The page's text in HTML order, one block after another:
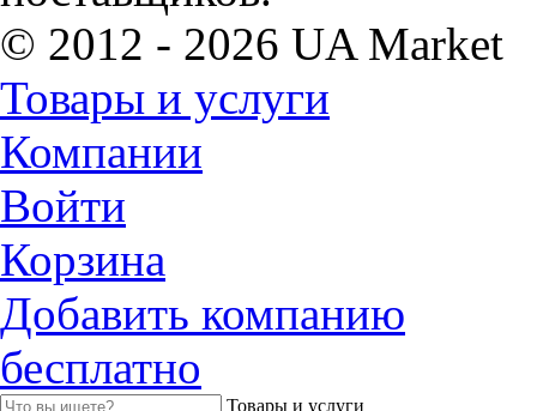
© 2012 - 2026 UA Market
Товары и услуги
Компании
Войти
Корзина
Добавить компанию
бесплатно
Товары и услуги